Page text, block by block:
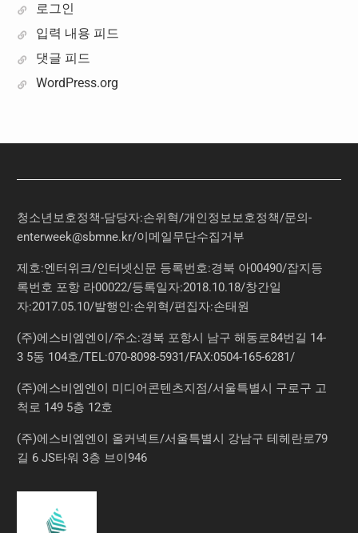
로그인
입력 내용 피드
댓글 피드
WordPress.org
청소년보호정책-담당자:손위혁/개인정보보호정책/문의-
enterweek@sbmne.kr/이메일무단수집거부
제호:엔터위크/인터넷신문 등록번호:경북 아00490/잡지등
록번호 포항 라00022/등록일자:2018.10.18/창간일
자:2017.05.10/발행인:손위혁/편집자:손태원
(주)에스비엠엔이/주소:경북 포항시 남구 해동로84번길 14-
3 5동 104호/TEL:070-8098-5931/FAX:0504-165-6281/
(주)에스비엠엔이 미디어콘텐츠지점/서울특별시 구로구 고
척로 149 5층 12호
(주)에스비엠엔이 올커넥트/서울특별시 강남구 테헤란로79
길 6 JS타워 3층 브이946